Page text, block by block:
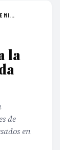
MI...
la
de
en